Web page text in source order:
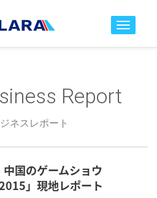
toggle
Report
ネスレポート
中国のゲームショウ
」現地レポート